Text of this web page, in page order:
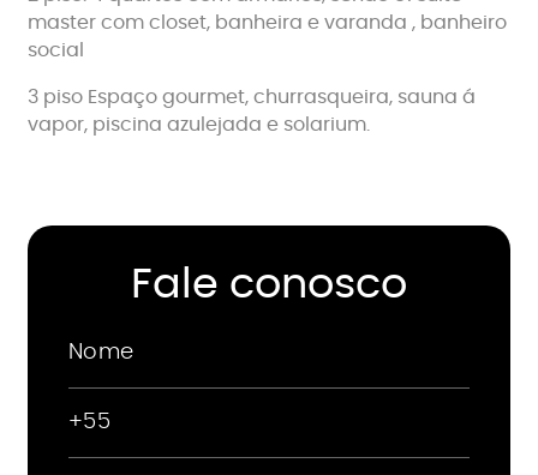
master com closet, banheira e varanda , banheiro
social
3 piso Espaço gourmet, churrasqueira, sauna á
vapor, piscina azulejada e solarium.
Fale conosco